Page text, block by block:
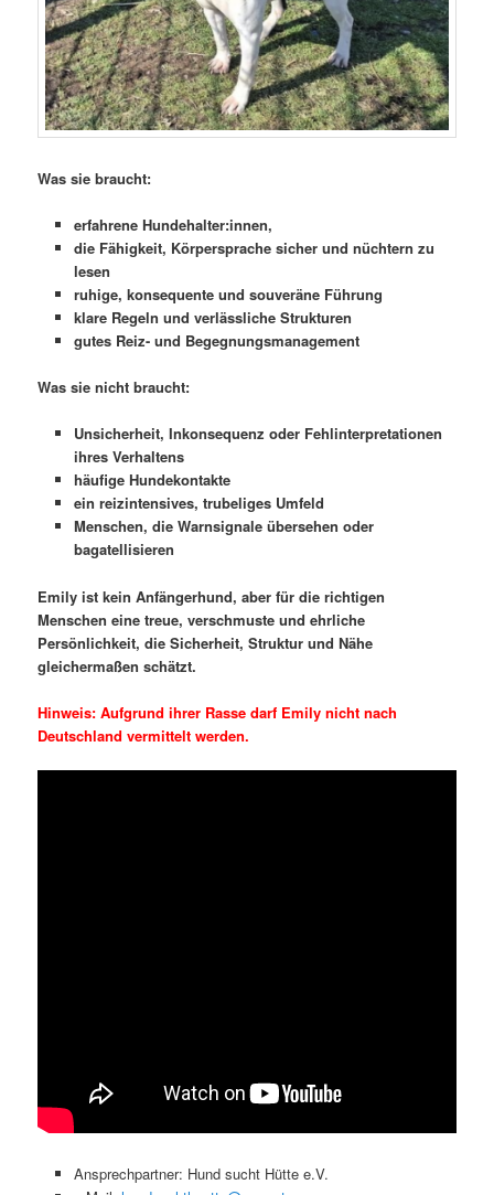
Was sie braucht:
erfahrene Hundehalter:innen,
die Fähigkeit, Körpersprache sicher und nüchtern zu
lesen
ruhige, konsequente und souveräne Führung
klare Regeln und verlässliche Strukturen
gutes Reiz- und Begegnungsmanagement
Was sie nicht braucht:
Unsicherheit, Inkonsequenz oder Fehlinterpretationen
ihres Verhaltens
häufige Hundekontakte
ein reizintensives, trubeliges Umfeld
Menschen, die Warnsignale übersehen oder
bagatellisieren
Emily ist kein Anfängerhund, aber für die richtigen
Menschen eine treue, verschmuste und ehrliche
Persönlichkeit, die Sicherheit, Struktur und Nähe
gleichermaßen schätzt.
Hinweis: Aufgrund ihrer Rasse darf Emily nicht nach
Deutschland vermittelt werden.
Ansprechpartner: Hund sucht Hütte e.V.